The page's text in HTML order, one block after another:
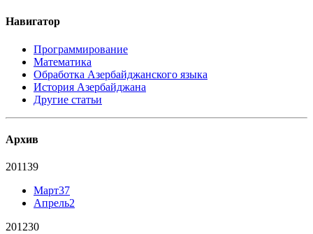
Навигатор
Программирование
Математика
Обработка Азербайджанского языка
История Азербайджана
Другие статьи
Архив
201139
Март37
Апрель2
201230